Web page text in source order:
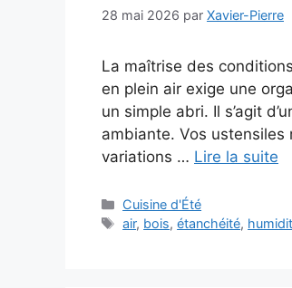
28 mai 2026 par Xavier-Pierre
La maîtrise des
en plein air exige une
un simple abri. Il s’agit
ambiante. Vos
variations … Lire la suite
Catégories
Cuisine d'Été
Étiquettes
air, bois,étanchéité,